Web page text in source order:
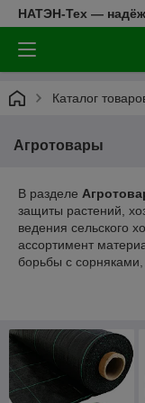
НАТЭН-Тех —
Каталог
Агротовары
В разделе
защиты растений,
ведения сельского
ассортимент
борьбы с
решения:
сетка для
птицы, затеняющая
света, фасадная
также
сетка